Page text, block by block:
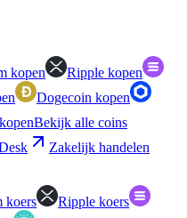
kopen
Ripple kopen
Dogecoin kopen
Bekijk alle coins
Zakelijk handelen
koers
Ripple koers